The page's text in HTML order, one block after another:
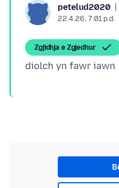
petelud2020
22.4.26, 7:01 p.d.
Zgjidhja e Zgjedhur